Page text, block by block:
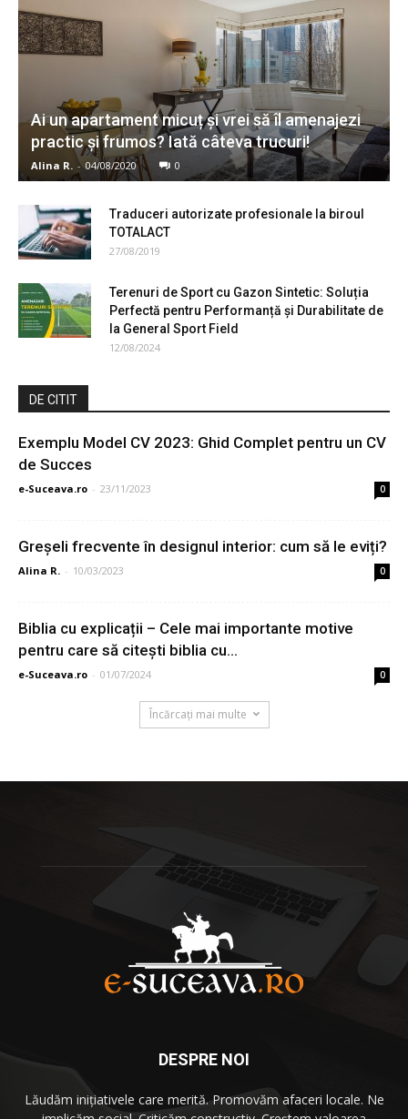
Ai un apartament micuț și vrei să îl amenajezi
practic și frumos? Iată câteva trucuri!
Alina R. - 04/08/2020 0
Traduceri autorizate profesionale la biroul
TOTALACT
27/08/2019
Terenuri de Sport cu Gazon Sintetic: Soluția
Perfectă pentru Performanță și Durabilitate de
la General Sport Field
12/08/2024
DE CITIT
Exemplu Model CV 2023: Ghid Complet pentru un CV
de Succes
e-Suceava.ro - 23/11/2023 0
Greșeli frecvente în designul interior: cum să le eviți?
Alina R. - 10/03/2023 0
Biblia cu explicații – Cele mai importante motive
pentru care să citești biblia cu...
e-Suceava.ro - 01/07/2024 0
Încărcați mai multe
DESPRE NOI
Lăudăm iniţiativele care merită. Promovăm afaceri locale. Ne